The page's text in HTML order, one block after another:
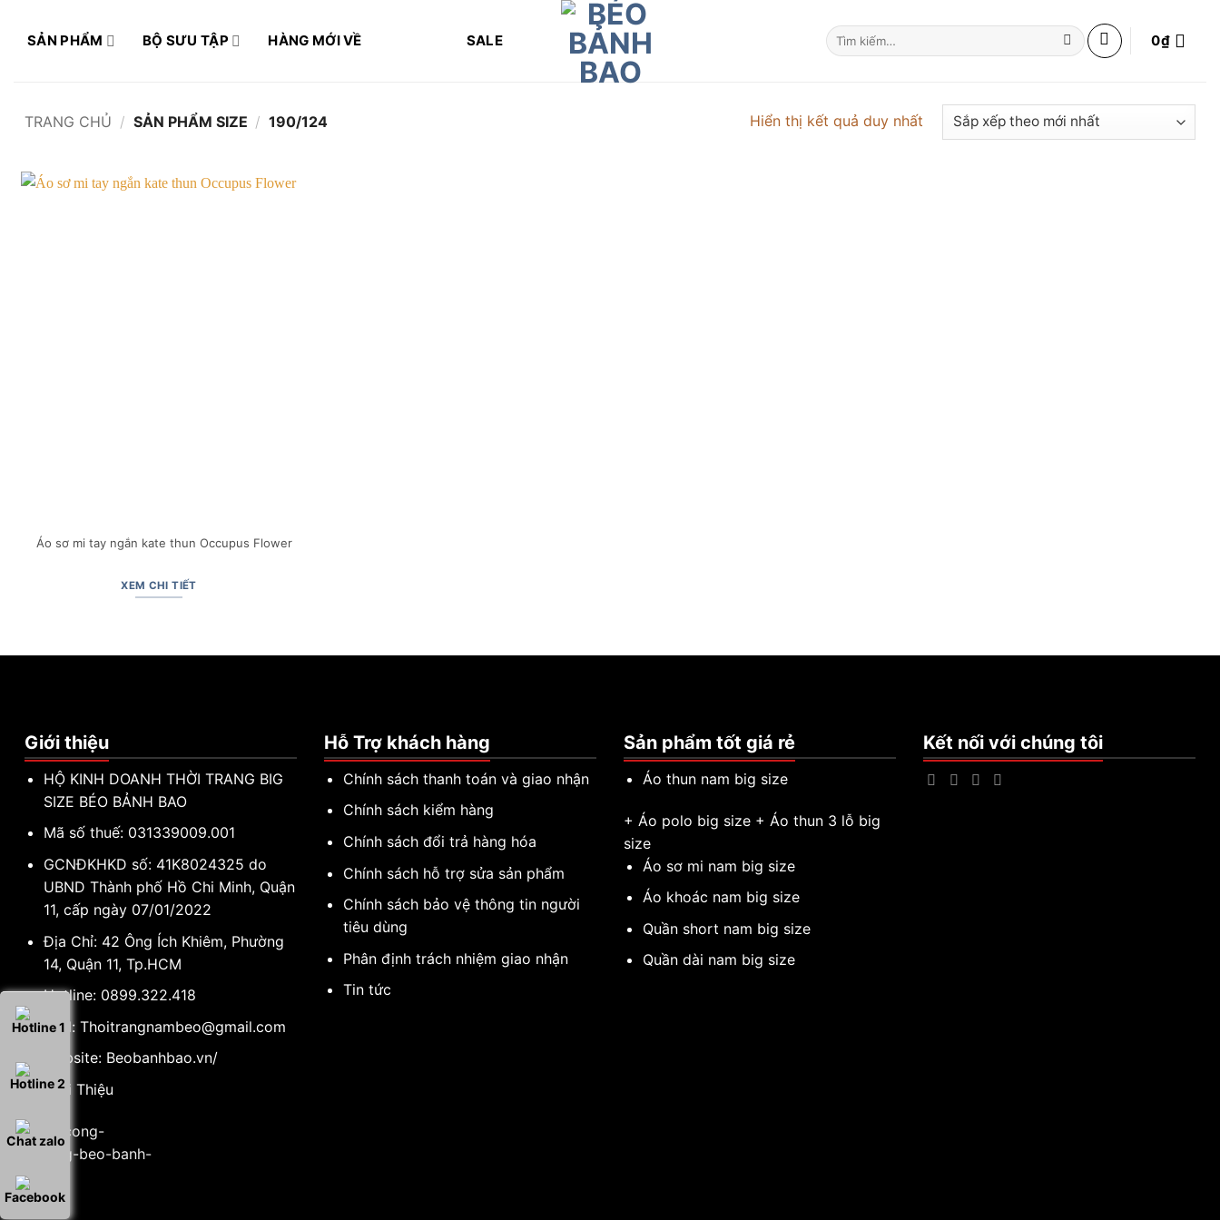
SẢN PHẨM BỘ SƯU TẬP HÀNG MỚI VỀ SALE
Tìm
kiếm:
0₫
TRANG CHỦ / SẢN PHẨM SIZE / 190/124 Hiển thị kết quả duy nhất
Áo sơ mi tay ngắn kate thun Occupus Flower
XEM CHI TIẾT
Giới thiệu
HỘ KINH DOANH THỜI TRANG BIG
SIZE BÉO BẢNH BAO
Mã số thuế: 031339009.001
GCNĐKHKD số: 41K8024325 do
UBND Thành phố Hồ Chi Minh, Quận
11, cấp ngày 07/01/2022
Địa Chỉ: 42 Ông Ích Khiêm, Phường
14, Quận 11, Tp.HCM
Hotline: 0899.322.418
Mail: Thoitrangnambeo@gmail.com
Website: Beobanhbao.vn/
Giới Thiệu
Hỗ Trợ khách hàng
Chính sách thanh toán và giao nhận
Chính sách kiểm hàng
Chính sách đổi trả hàng hóa
Chính sách hỗ trợ sửa sản phẩm
Chính sách bảo vệ thông tin người
tiêu dùng
Phân định trách nhiệm giao nhận
Tin tức
Sản phẩm tốt giá rẻ
Áo thun nam big size
+ Áo polo big size + Áo thun 3 lỗ big
size
Áo sơ mi nam big size
Áo khoác nam big size
Quần short nam big size
Quần dài nam big size
Kết nối với chúng tôi
Hotline 1
Hotline 2
Chat zalo
Facebook